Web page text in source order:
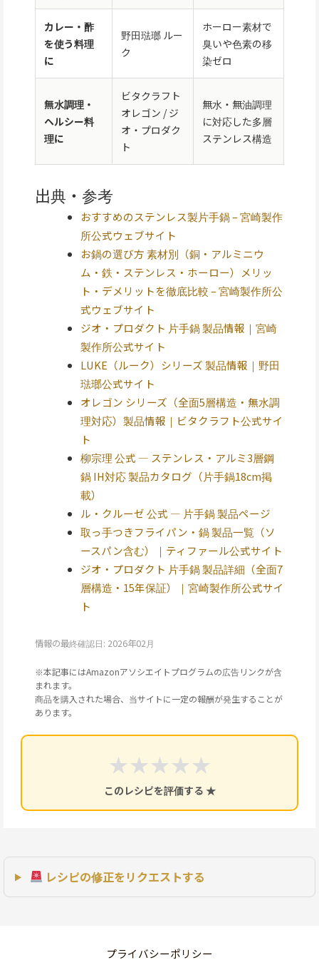
カレー・酢
を使う料理
に
野田琺瑯 ルー
ク
ホーロー素材で
臭いや色素の移
染ゼロ
無水調理・
ヘルシー料
理に
ビタクラフト
オレゴン / ジ
オ・プロダク
ト
無水・無油調理
に対応した多層
ステンレス構造
出典・参考
おすすめのステンレス製片手鍋 – 宮崎製作
所公式ウェブサイト
お鍋の選び方 素材別（銅・アルミニウ
ム・鉄・ステンレス・ホーロー）メリッ
ト・デメリットを徹底比較 – 宮崎製作所公
式ウェブサイト
ジオ・プロダクト 片手鍋 製品情報｜宮崎
製作所公式サイト
LUKE（ルーク）シリーズ 製品情報｜野田
琺瑯公式サイト
オレゴン シリーズ（全面5層構造・無水調
理対応）製品情報｜ビタクラフト公式サイ
ト
柳宗理 公式 — ステンレス・アルミ3層鋼
鍋 IH対応 製品カタログ（片手鍋18cm掲
載）
ル・クルーゼ 公式 — 片手鍋 製品ページ
取っ手つきフライパン・鍋 製品一覧（ソ
ースパン含む）｜ティファール公式サイト
ジオ・プロダクト 片手鍋 製品詳細（全面7
層構造・15年保証）｜宮崎製作所公式サイ
ト
情報の最終確認日: 2026年02月
※本記事にはAmazonアソシエイトプログラムの広告リンクが含
まれます。
商品を購入された場合、当サイトに一定の報酬が発生することが
あります。
★
★
★
★
★
このレシピを評価する ★
レシピの修正をリクエストする
プライバシーポリシー